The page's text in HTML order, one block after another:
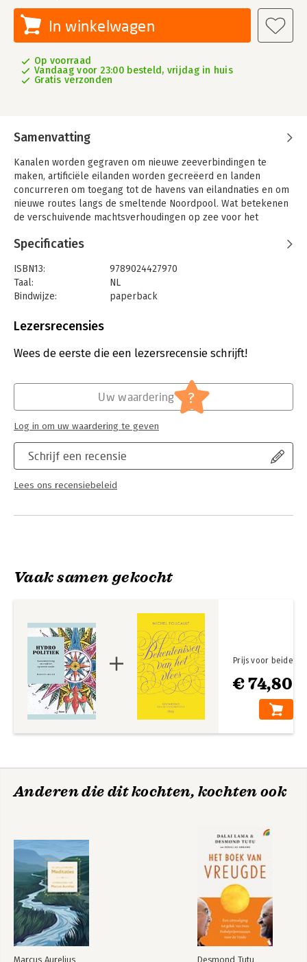
In winkelwagen
Op voorraad
Vandaag voor 23:00 besteld, vrijdag in huis
Gratis verzonden
Samenvatting
Kanalen worden gegraven om nieuwe zeeverbindingen te
maken, artificiële eilanden worden gecreëerd en landen
concurreren om toegang tot de havens van eilandnaties en om
nieuwe routes langs de smeltende Noordpool. Wat betekenen
de verschuivende machtsverhoudingen op zee voor het
In Hydropolitiek analyseert Haroon Sheikh de dynamiek op de
wereldzeeën. Hij beschrijft de relatie tussen land- en
zeemachten en tussen water en handel, en ook het innovatieve
karakter van zeemachten. Hij heeft speciale aandacht voor de
de VS, een traditionele zeemacht bij uitstek, en China, van
leggen, werpt Sheikh vanuit politiek, economisch en filosofisch
Specificaties
ISBN13:
9789024427970
Taal:
NL
Bindwijze:
paperback
Uitgever:
Verschijningsdatum:
24-10-2019
Lezersrecensies
Wees de eerste die een lezersrecensie schrijft!
Schrijf een recensie
Lees ons recensiebeleid
Uw waardering ?
Log in om uw waardering te geven
Vaak samen gekocht
€ 74,80
Prijs voor beide
Anderen die dit kochten, kochten ook
Marcus Aurelius Desmond Tutu